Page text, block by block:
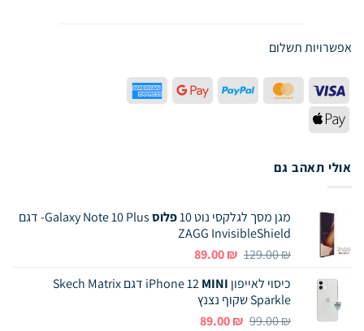
אפשרויות תשלום
Visa
MasterCard
PayPal
Google
Pay
Express
Apple
Pay
אולי תאהב גם
מגן מסך לגלקסי נוט 10 פלוס
Galaxy Note 10 Plus- דגם
ZAGG InvisibleShield
129.00₪
המחיר
היה:
129.00 ₪.
89.00₪
המחיר
הוא:
כיסוי לאייפון iPhone 12 MINI
דגם Skech Matrix
Sparkle שקוף נצנץ
99.00₪
המחיר
89.00₪
המחיר